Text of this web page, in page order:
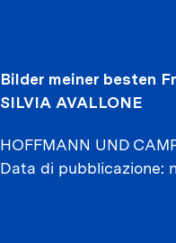
Bilder meiner besten
SILVIA AVALLONE
HOFFMANN UND
Data di pubblicazione